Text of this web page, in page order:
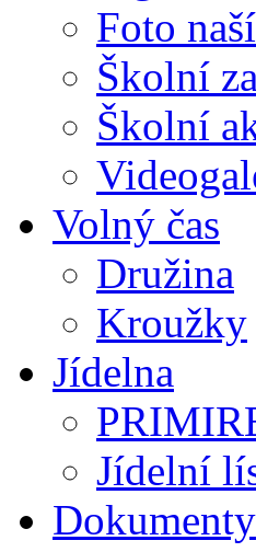
Foto
Školní
Školní
Volný čas
Družina
Kroužky
Jídelna
Jídelní
Dokumenty